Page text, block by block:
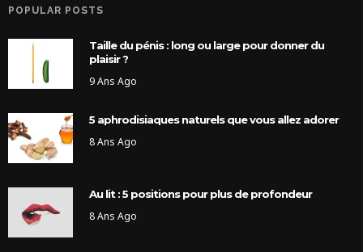
POPULAR POSTS
Taille du pénis : long ou large pour donner du
plaisir ?
9 Ans Ago
5 aphrodisiaques naturels que vous allez adorer
8 Ans Ago
Au lit : 5 positions pour plus de profondeur
8 Ans Ago